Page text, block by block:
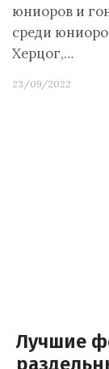
юниоров и
среди
Херцог,…
23/09/2022
Лучшие